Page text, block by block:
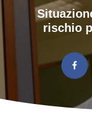
rischio